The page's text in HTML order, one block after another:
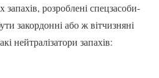
запахів, розроблені спецзасоби-
закордонні або ж вітчизняні
нейтралізатори запахів: